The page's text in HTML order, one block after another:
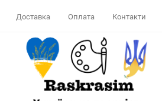
Доставка Оплата Контакти